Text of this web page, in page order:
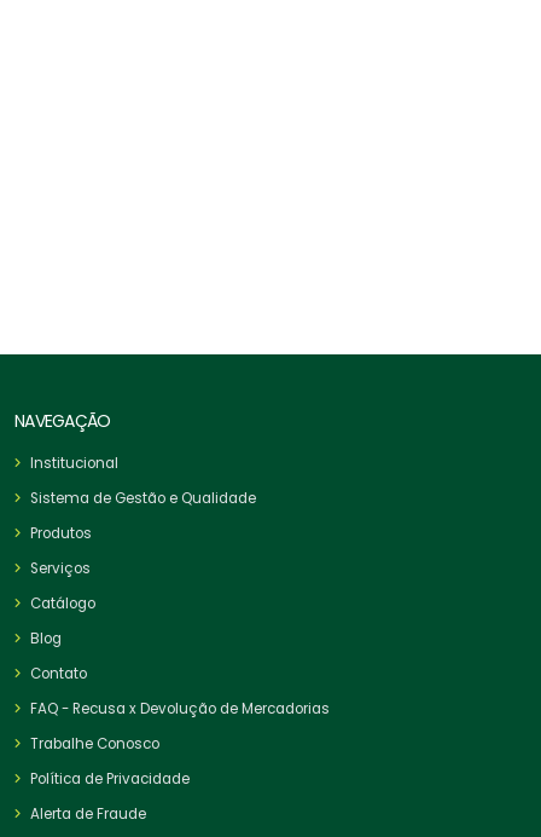
NAVEGAÇÃO
Institucional
Sistema de Gestão e Qualidade
Produtos
Serviços
Catálogo
Blog
Contato
FAQ - Recusa x Devolução de Mercadorias
Trabalhe Conosco
Política de Privacidade
Alerta de Fraude